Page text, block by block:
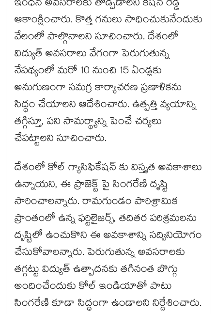
ఇంధన అవసరాలకు తోడ్పడాలని కిషన్ రెడ్డి
ఆకాంక్షించారు. కొత్త గనులు సాధించుకునేందుకు
వేలంలో పాల్గొనాలని సూచించారు. దేశంలో
విద్యుత్ అవసరాలు వేగంగా పెరుగుతున్న
నేపథ్యంలో మరో 10 నుంచి 15 ఏండ్లకు
అనుగుణంగా సమగ్ర కార్యాచరణ ప్రణాళికను
సిద్ధం చేయాలని ఆదేశించారు. ఉత్పత్తి వ్యయాన్ని
తగ్గిస్తూ, పని సామర్థ్యాన్ని పెంచే చర్యలు
చేపట్టాలని సూచించారు.
దేశంలో కోల్ గ్యాసిఫికేషన్ కు విస్తృత అవకాశాలు
ఉన్నాయని, ఈ ప్రాజెక్ట్ పై సింగరేణి దృష్టి
సారించాలన్నారు. రామగుండం పారిశ్రామిక
ప్రాంతంలో ఉన్న ఫర్టిలైజర్స్, తదితర పరిశ్రమలను
దృష్టిలో ఉంచుకొని ఈ అవకాశాన్ని సద్వినియోగం
చేసుకోవాలన్నారు. పెరుగుతున్న అవసరాలకు
తగ్గట్టు విద్యుత్ ఉత్పాదనకు తగినంత బొగ్గు
అందించేందుకు కోల్ ఇండియాతో పాటు
సింగరేణి కూడా సిద్ధంగా ఉండాలని నిర్దేశించారు.